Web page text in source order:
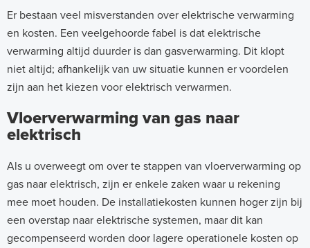
Er bestaan veel misverstanden over elektrische verwarming
en kosten. Een veelgehoorde fabel is dat elektrische
verwarming altijd duurder is dan gasverwarming. Dit klopt
niet altijd; afhankelijk van uw situatie kunnen er voordelen
zijn aan het kiezen voor elektrisch verwarmen.
Vloerverwarming van gas naar
elektrisch
Als u overweegt om over te stappen van vloerverwarming op
gas naar elektrisch, zijn er enkele zaken waar u rekening
mee moet houden. De installatiekosten kunnen hoger zijn bij
een overstap naar elektrische systemen, maar dit kan
gecompenseerd worden door lagere operationele kosten op